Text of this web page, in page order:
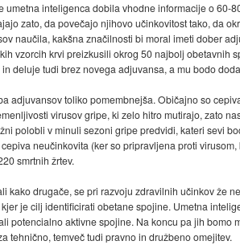
inteligenca dobila vhodne informacije o 60-
zato, da povečajo njihovo učinkovitost tako, da
naučila, kakšna značilnosti bi moral imeti dober
vzorcih krvi preizkusili okrog 50 najbolj obetavnih
deluje tudi brez novega adjuvansa, a mu bodo
adjuvansov toliko pomembnejša. Običajno so
virusov gripe, ki zelo hitro mutirajo, zato
polobli v minuli sezoni gripe predvidi, kateri sevi
neučinkovita (ker so pripravljena proti
smrtnih žrtev.
kako drugače, se pri razvoju zdravilnih učinkov že
kjer je cilj identificirati obetane spojine. Umetna
potencialno aktivne spojine. Na koncu pa jih bomo
tehnično, temveč tudi pravno in družbeno omejitev.